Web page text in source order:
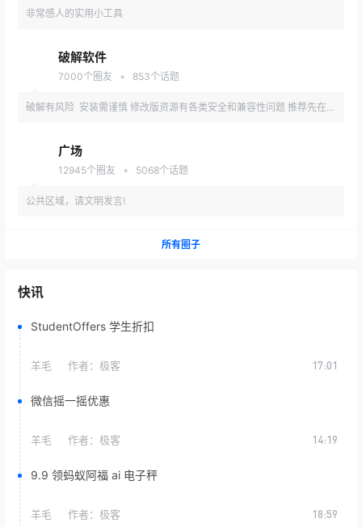
非常感人的实用小工具
破解软件
7000个圈友 • 853个话题
破解有风险 安装需谨慎 修改版资源有各类安全和兼容性问题 推荐先在备
广场
12945个圈友 • 5068个话题
公共区域，请文明发言!
所有圈子
快讯
StudentOffers 学生折扣
羊毛 作者： 极客 17:01
微信摇一摇优惠
羊毛 作者： 极客 14:19
9.9 领蚂蚁阿福 ai 电子秤
羊毛 作者： 极客 18:59